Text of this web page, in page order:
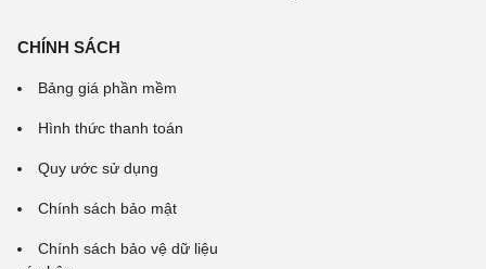
CHÍNH SÁCH
Bảng giá phần mềm
Hình thức thanh toán
Quy ước sử dụng
Chính sách bảo mật
Chính sách bảo vệ dữ liệu